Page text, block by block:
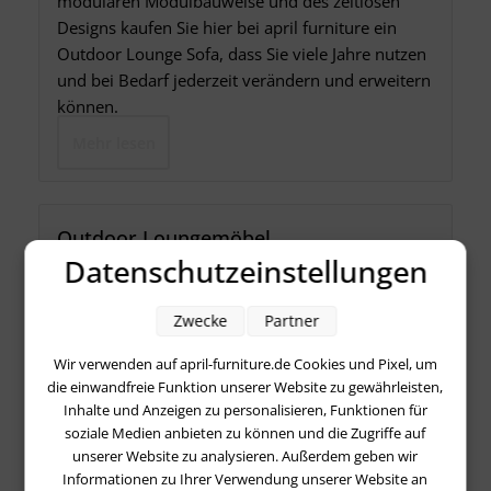
Designs kaufen Sie hier bei april furniture ein
Outdoor Lounge Sofa, dass Sie viele Jahre nutzen
und bei Bedarf jederzeit verändern und erweitern
können.
Outdoor Loungemöbel
Outdoor Loungemöbel
Mehr lesen
Datenschutzeinstellungen
Wir verwenden auf april-furniture.de Cookies und Pixel, um
die einwandfreie Funktion unserer Website zu gewährleisten,
Inhalte und Anzeigen zu personalisieren, Funktionen für
soziale Medien anbieten zu können und die Zugriffe auf
unserer Website zu analysieren. Außerdem geben wir
Informationen zu Ihrer Verwendung unserer Website an
Zwecke Partner